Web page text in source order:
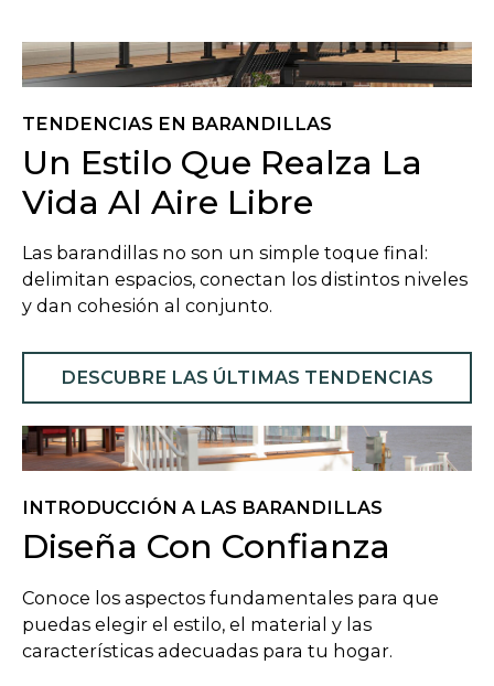
TENDENCIAS EN BARANDILLAS
Un Estilo Que Realza La
Vida Al Aire Libre
Las barandillas no son un simple toque final:
delimitan espacios, conectan los distintos niveles
y dan cohesión al conjunto.
DESCUBRE LAS ÚLTIMAS TENDENCIAS
INTRODUCCIÓN A LAS BARANDILLAS
Diseña Con Confianza
Conoce los aspectos fundamentales para que
puedas elegir el estilo, el material y las
características adecuadas para tu hogar.